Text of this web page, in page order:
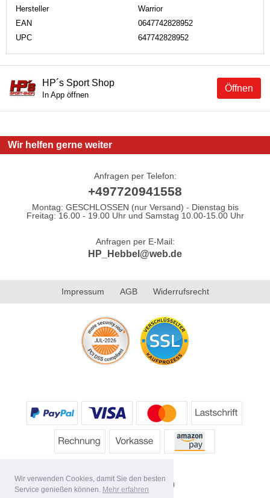
Wir verwenden Cookies, damit Sie den besten
Service genießen können. Mehr erfahren
Hersteller
Warrior
EAN
0647742828952
UPC
647742828952
Öffnen
HP´s Sport Shop
In App öffnen
Wir helfen gerne weiter
Anfragen per Telefon:
+497720941558
Montag: GESCHLOSSEN (nur Versand) - Dienstag bis
Freitag: 16.00 - 19.00 Uhr und Samstag 10.00-15.00 Uhr
Anfragen per E-Mail:
HP_Hebbel@web.de
Impressum AGB Widerrufsrecht